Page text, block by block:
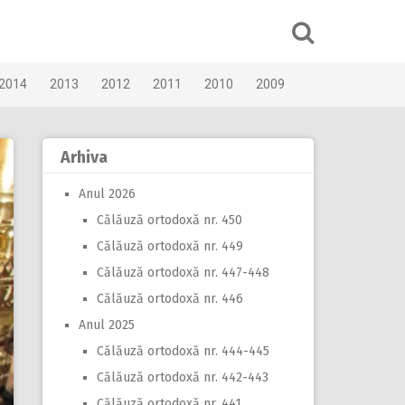
2013 2012 2011 2010 2009
Arhiva
Anul 2026
Călăuză ortodoxă nr. 450
Călăuză ortodoxă nr. 449
Călăuză ortodoxă nr. 447-448
Călăuză ortodoxă nr. 446
Anul 2025
Călăuză ortodoxă nr. 444-445
Călăuză ortodoxă nr. 442-443